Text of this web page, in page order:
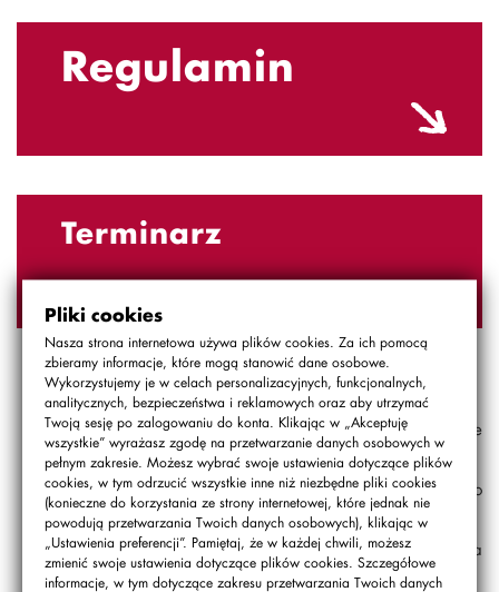
Pliki cookies
Nasza strona internetowa używa plików cookies. Za ich pomocą
zbieramy informacje, które mogą stanowić dane osobowe.
Wykorzystujemy je w celach personalizacyjnych, funkcjonalnych,
analitycznych, bezpieczeństwa i reklamowych oraz aby utrzymać
Twoją sesję po zalogowaniu do konta. Klikając w „Akceptuję
wszystkie” wyrażasz zgodę na przetwarzanie danych osobowych w
pełnym zakresie. Możesz wybrać swoje ustawienia dotyczące plików
cookies, w tym odrzucić wszystkie inne niż niezbędne pliki cookies
(konieczne do korzystania ze strony internetowej, które jednak nie
powodują przetwarzania Twoich danych osobowych), klikając w
„Ustawienia preferencji”. Pamiętaj, że w każdej chwili, możesz
zmienić swoje ustawienia dotyczące plików cookies. Szczegółowe
informacje, w tym dotyczące zakresu przetwarzania Twoich danych
Regulamin
Terminarz
Rekrutacja do klasy 1. SLO nr 99 STO na rok
szkolny 2026/2027
04.02.2026 (godz. 17.00)– zebranie informacyjne
dla kandydatów i ich rodziców
05-16.02.2026– przyjmowanie podań o przyjęcie do
szkoły
18.02.2026– ogłoszenie informacji o miejscach na
liście rekrutacyjnej